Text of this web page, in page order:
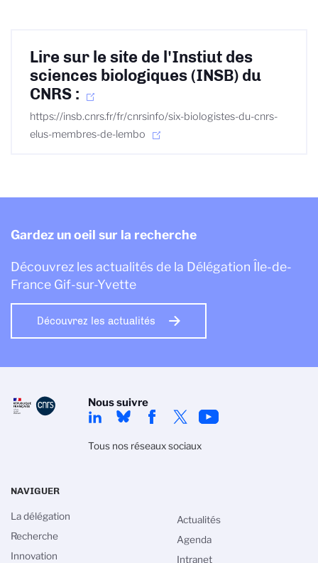
Lire sur le site de l'Instiut des
sciences biologiques (INSB) du
CNRS :
https://insb.cnrs.fr/fr/cnrsinfo/six-biologistes-du-cnrs-
elus-membres-de-lembo
Gardez un oeil sur la recherche
Découvrez les actualités de la Délégation Île-de-
France Gif-sur-Yvette
Découvrez les actualités
Nous suivre
Tous nos réseaux sociaux
NAVIGUER
La délégation
Recherche
Innovation
Actualités
Agenda
Intranet